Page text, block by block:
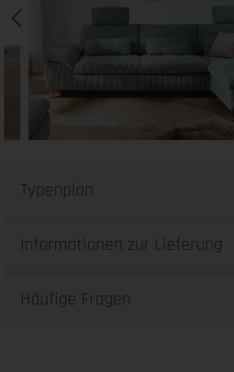
Typenplan
Informationen zur Lieferung
Häufige Fragen